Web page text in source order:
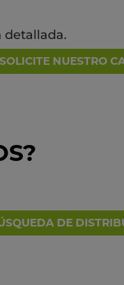
detallada.
SOLICITE NUESTRO
DE